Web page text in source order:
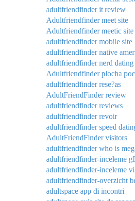
adultfriendfinder it review
Adultfriendfinder meet site
Adultfriendfinder meetic site
adultfriendfinder mobile site
adultfriendfinder native
adultfriendfinder nerd dating
Adultfriendfinder plocha
adultfriendfinder rese?as
AdultFriendFinder review
adultfriendfinder reviews
adultfriendfinder revoir
adultfriendfinder speed
AdultFriendFinder visitors
adultfriendfinder who is
adultfriendfinder-inceleme
adultfriendfinder-inceleme
adultfriendfinder-overzicht
adultspace app di incontri